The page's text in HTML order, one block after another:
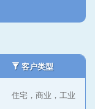
客户类型
住宅，商业，工业